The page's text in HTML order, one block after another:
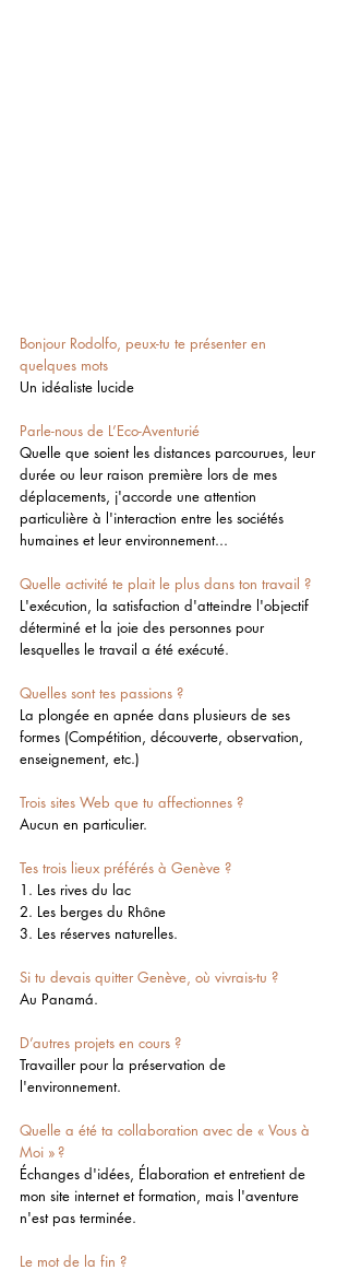
Bonjour Rodolfo, peux-tu te présenter en
quelques mots
Un idéaliste lucide
Parle-nous de L’Eco-Aventurié
Quelle que soient les distances parcourues, leur
durée ou leur raison première lors de mes
déplacements, j'accorde une attention
particulière à l'interaction entre les sociétés
humaines et leur environnement...
Quelle activité te plait le plus dans ton travail ?
L'exécution, la satisfaction d'atteindre l'objectif
déterminé et la joie des personnes pour
lesquelles le travail a été exécuté.
Quelles sont tes passions ?
La plongée en apnée dans plusieurs de ses
formes (Compétition, découverte, observation,
enseignement, etc.)
Trois sites Web que tu affectionnes ?
Aucun en particulier.
Tes trois lieux préférés à Genève ?
1. Les rives du lac
2. Les berges du Rhône
3. Les réserves naturelles.
Si tu devais quitter Genève, où vivrais-tu ?
Au Panamá.
D’autres projets en cours ?
Travailler pour la préservation de
l'environnement.
Quelle a été ta collaboration avec de « Vous à
Moi » ?
Échanges d'idées, Élaboration et entretient de
mon site internet et formation, mais l'aventure
n'est pas terminée.
Le mot de la fin ?